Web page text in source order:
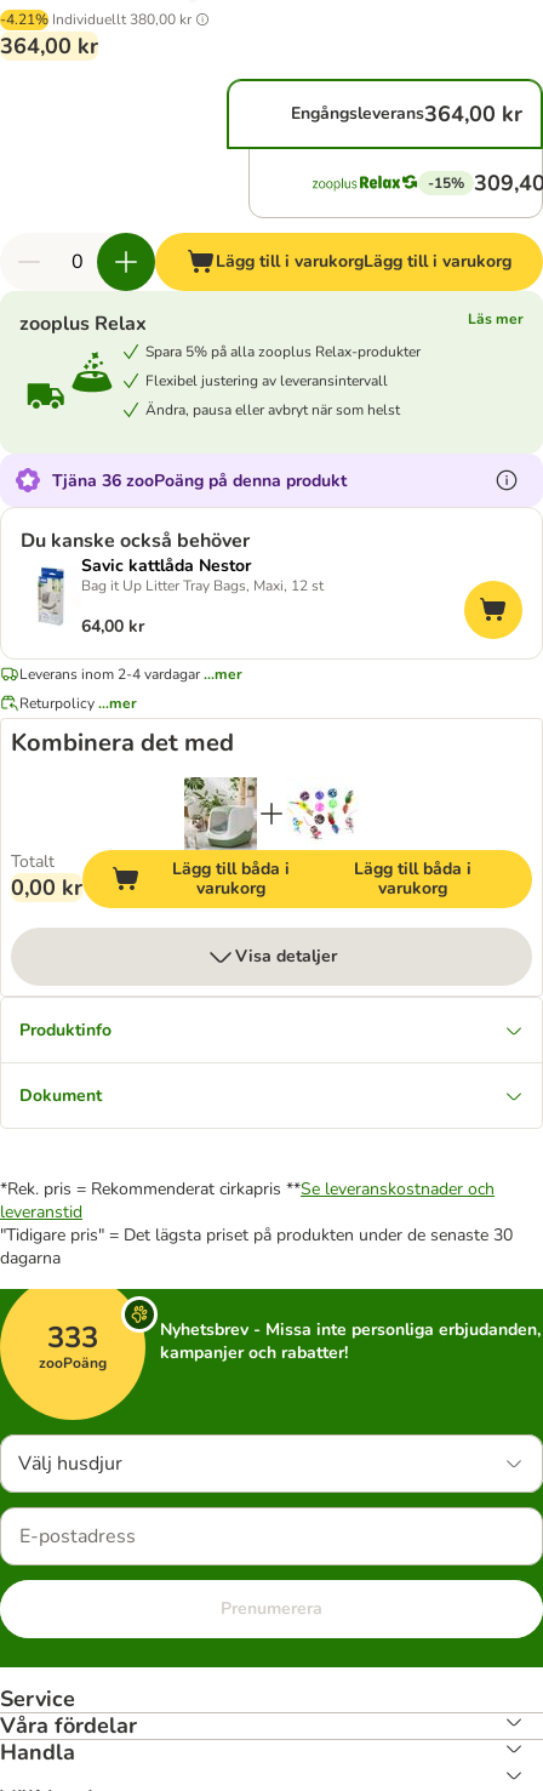
-4.21% Individuellt 380,00 kr
364,00 kr
Engångsleverans364,00 kr
-15%
Lägg till i varukorgLägg till i varukorg
zooplus Relax
Läs mer
Spara 5% på alla zooplus Relax-produkter
Flexibel justering av leveransintervall
Ändra, pausa eller avbryt när som helst
Tjäna 36 zooPoäng på denna produkt
Du kanske också behöver
Savic kattlåda Nestor
Bag it Up Litter Tray Bags, Maxi, 12 st
64,00 kr
Leverans inom 2-4 vardagar...mer
Returpolicy...mer
Kombinera det med
Totalt
0,00 kr
Lägg till båda i
varukorg
Lägg till båda i
varukorg
Visa detaljer
Produktinfo
Dokument
*Rek. pris = Rekommenderat cirkapris **Se leveranskostnader och
leveranstid
"Tidigare pris" = Det lägsta priset på produkten under de senaste 30
dagarna
333
zooPoäng
Nyhetsbrev - Missa inte personliga erbjudanden,
kampanjer och rabatter!
Välj husdjur
Prenumerera
Service
Våra fördelar
Handla